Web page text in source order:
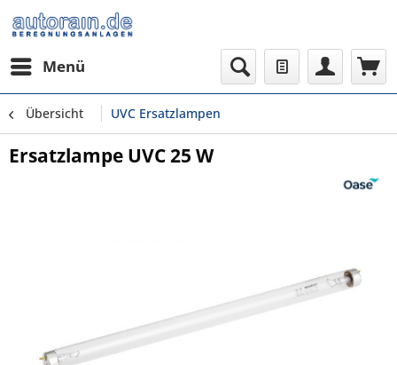
Menü
Übersicht UVC Ersatzlampen
Ersatzlampe UVC 25 W